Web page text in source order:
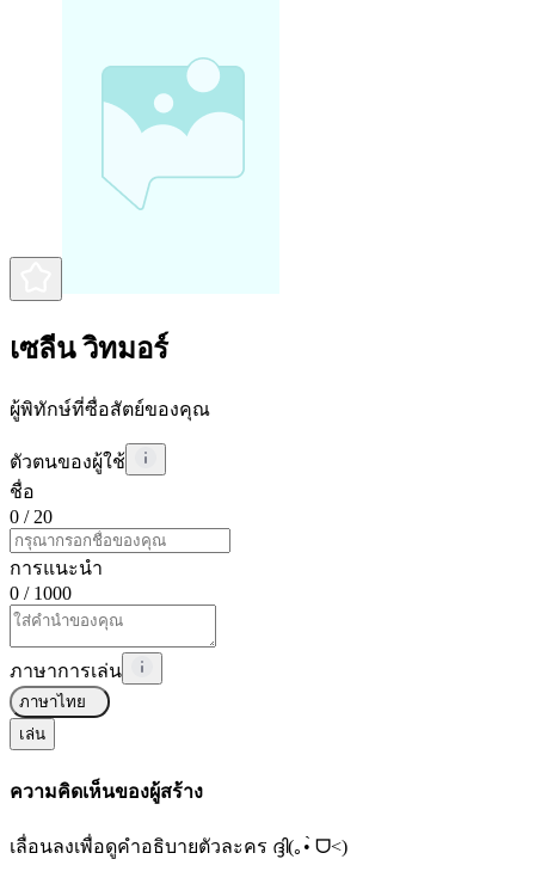
เซลีน วิทมอร์
ผู้พิทักษ์ที่ซื่อสัตย์ของคุณ
ตัวตนของผู้ใช้
ชื่อ
0 / 20
การแนะนำ
0 / 1000
ภาษาการเล่น
ภาษาไทย
เล่น
ความคิดเห็นของผู้สร้าง
เลื่อนลงเพื่อดูคำอธิบายตัวละคร ദ്ദി(｡•̀ ᗜ<)